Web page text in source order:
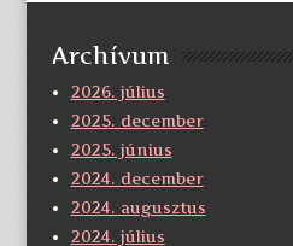
Archívum
2026. július
2025. december
2025. június
2024. december
2024. augusztus
2024. július